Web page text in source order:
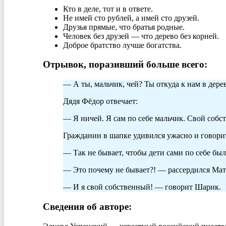
Кто в деле, тот и в ответе.
Не имей сто рублей, а имей сто друзей.
Друзья прямые, что братья родные.
Человек без друзей — что дерево без корней.
Доброе братство лучше богатства.
Отрывок, поразивший больше всего:
— А ты, мальчик, чей? Ты откуда к нам в
Дядя Фёдор отвечает:
— Я ничей. Я сам по себе мальчик. Свой
Гражданин в шапке удивился ужасно и
— Так не бывает, чтобы дети сами по себе
— Это почему не бывает?! — рассердился
— И я свой собственный! — говорит Шарик.
Сведения об авторе: